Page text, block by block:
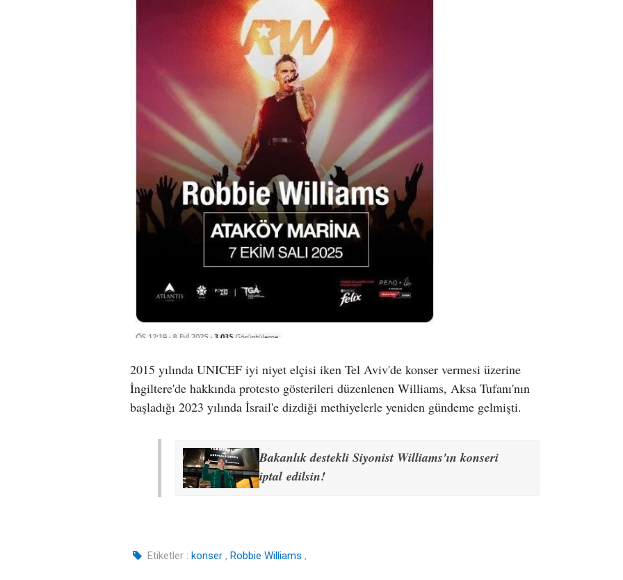
2015 yılında UNICEF iyi niyet elçisi iken Tel Aviv'de konser vermesi üzerine
İngiltere'de hakkında protesto gösterileri düzenlenen Williams, Aksa Tufanı'nın
başladığı 2023 yılında İsrail'e dizdiği methiyelerle yeniden gündeme gelmişti.
Bakanlık destekli Siyonist Williams'ın konseri
iptal edilsin!
Etiketler : konser , Robbie Williams ,